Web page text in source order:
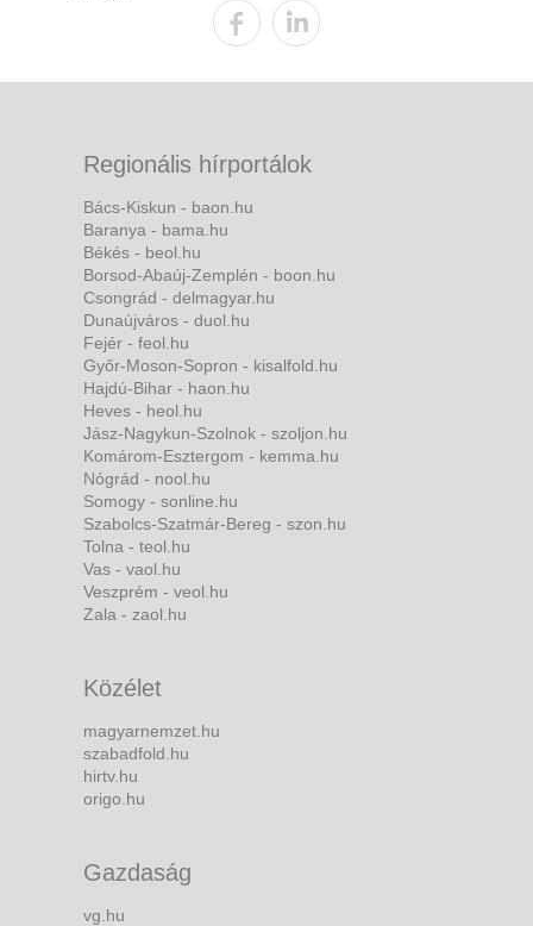
Regionális hírportálok
Bács-Kiskun - baon.hu
Baranya - bama.hu
Békés - beol.hu
Borsod-Abaúj-Zemplén - boon.hu
Csongrád - delmagyar.hu
Dunaújváros - duol.hu
Fejér - feol.hu
Győr-Moson-Sopron - kisalfold.hu
Hajdú-Bihar - haon.hu
Heves - heol.hu
Jász-Nagykun-Szolnok - szoljon.hu
Komárom-Esztergom - kemma.hu
Nógrád - nool.hu
Somogy - sonline.hu
Szabolcs-Szatmár-Bereg - szon.hu
Tolna - teol.hu
Vas - vaol.hu
Veszprém - veol.hu
Zala - zaol.hu
Közélet
magyarnemzet.hu
szabadfold.hu
hirtv.hu
origo.hu
Gazdaság
vg.hu